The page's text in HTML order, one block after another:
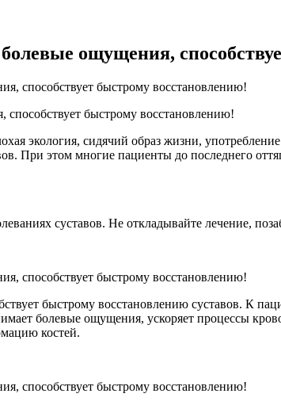
ощущения,
быстрому восстановлению!
экология, сидячий образ жизни,
При этом многие пациенты до последнего
суставов. Не откладывайте лечение,
быстрому восстановлению суставов. К
болевые ощущения, ускоряет процессы
костей.